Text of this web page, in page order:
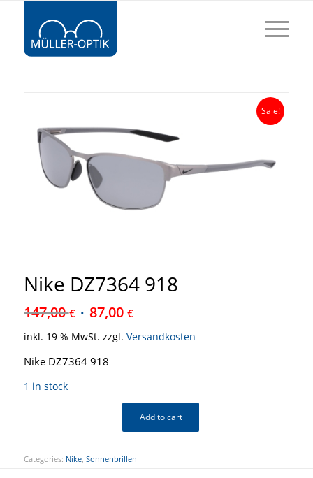
Sale!
Nike DZ7364 918
147,00€ 87,00 €
inkl. 19 % MwSt. zzgl. Versandkosten
Nike DZ7364 918
1 in stock
Add to cart
Categories: Nike, Sonnenbrillen